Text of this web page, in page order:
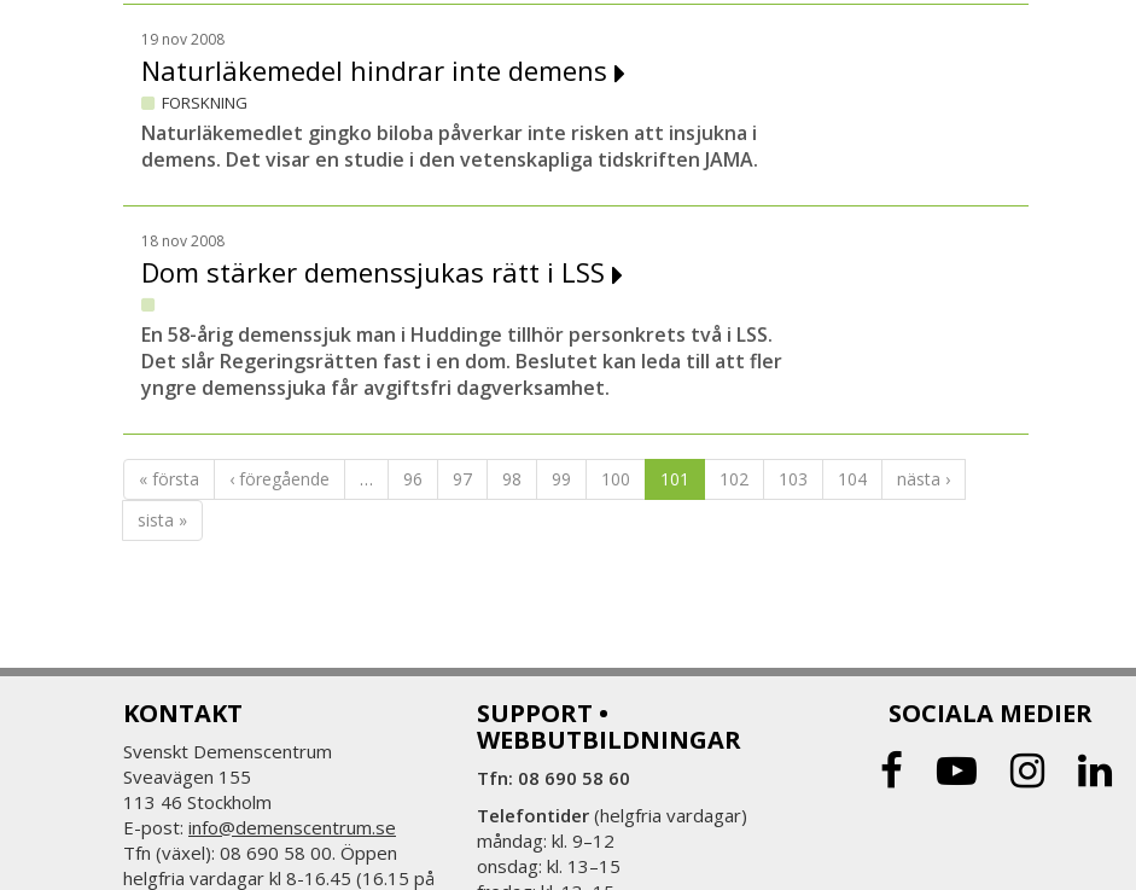
19 nov 2008
Naturläkemedel hindrar inte demens
FORSKNING
Naturläkemedlet gingko biloba påverkar inte risken att insjukna i
demens. Det visar en studie i den vetenskapliga tidskriften JAMA.
18 nov 2008
Dom stärker demenssjukas rätt i LSS
En 58-årig demenssjuk man i Huddinge tillhör personkrets två i LSS.
Det slår Regeringsrätten fast i en dom. Beslutet kan leda till att fler
yngre demenssjuka får avgiftsfri dagverksamhet.
« första ‹ föregående … 96 97 98 99 100 101 102 103 104
nästa ›
sista »
KONTAKT
Svenskt Demenscentrum
Sveavägen 155
113 46 Stockholm
E-post: info@demenscentrum.se
Tfn (växel): 08 690 58 00. Öppen
helgfria vardagar kl 8-16.45 (16.15 på
SUPPORT •
WEBBUTBILDNINGAR
Tfn: 08 690 58 60
Telefontider(helgfria vardagar)
måndag: kl. 9–12
onsdag: kl. 13–15
SOCIALA MEDIER